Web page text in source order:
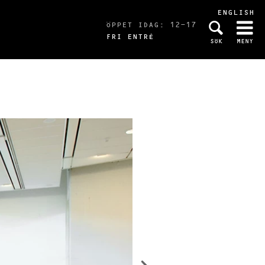
ENGLISH
ÖPPET IDAG: 12-17
FRI ENTRÉ
SÖK MENY